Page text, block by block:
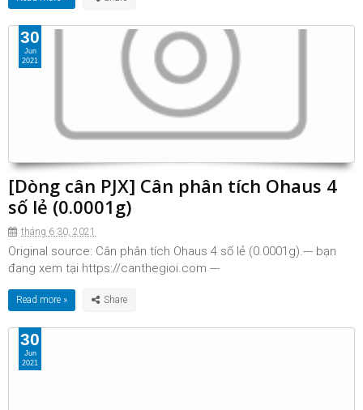
[Dòng cân PJX] Cân phân tích Ohaus 4
số lẻ (0.0001g)
tháng 6 30, 2021
Original source: Cân phân tích Ohaus 4 số lẻ (0.0001g).--- bạn
đang xem tại https://canthegioi.com ---
Read more »
30
Jun
2021
30
Jun
2021